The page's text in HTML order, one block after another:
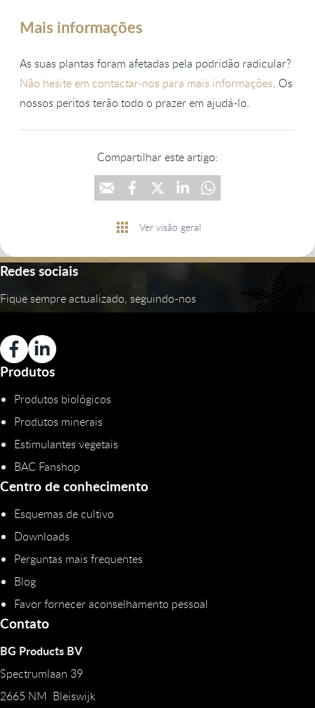
Mais informações
As suas plantas foram afetadas pela podridão radicular?
Não hesite em contactar-nos para mais informações. Os
nossos peritos terão todo o prazer em ajudá-lo.
Compartilhar este artigo:
Ver visão geral
Redes sociais
Fique sempre actualizado, seguindo-nos
Produtos
Produtos biológicos
Produtos minerais
Estimulantes vegetais
BAC Fanshop
Centro de conhecimento
Esquemas de cultivo
Downloads
Perguntas mais frequentes
Blog
Favor fornecer aconselhamento pessoal
Contato
BG Products BV
Spectrumlaan 39
2665 NM Bleiswijk